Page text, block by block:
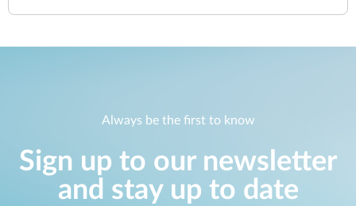
Always be the first to know
Sign up to our newsletter
and stay up to date